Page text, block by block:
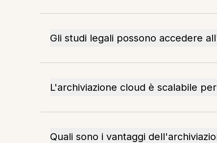
Gli studi legali possono accedere
L'archiviazione cloud è scalabile
Quali sono i vantaggi